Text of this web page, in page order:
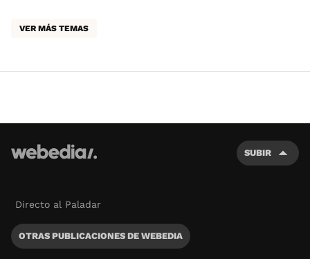
VER MÁS TEMAS
SUBIR
Directo al Paladar
OTRAS PUBLICACIONES DE WEBEDIA